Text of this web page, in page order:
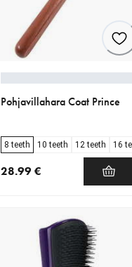
Pohjavillahara Coat Prince
8 teeth 10 teeth 12 teeth 16
28.99 €